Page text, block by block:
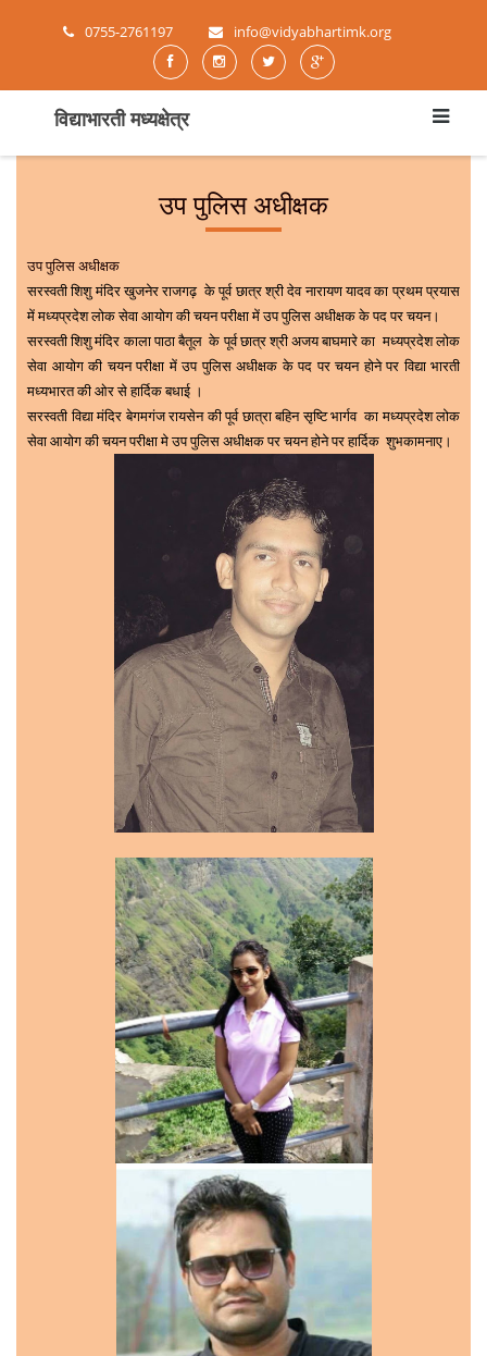
0755-2761197 info@vidyabhartimk.org
विद्याभारती मध्यक्षेत्र
उप पुलिस अधीक्षक
उप पुलिस अधीक्षक
सरस्वती शिशु मंदिर खुजनेर राजगढ़ के पूर्व छात्र श्री देव नारायण यादव का प्रथम प्रयास
में मध्यप्रदेश लोक सेवा आयोग की चयन परीक्षा में उप पुलिस अधीक्षक के पद पर चयन।
सरस्वती शिशु मंदिर काला पाठा बैतूल के पूर्व छात्र श्री अजय बाघमारे का मध्यप्रदेश लोक
सेवा आयोग की चयन परीक्षा में उप पुलिस अधीक्षक के पद पर चयन होने पर विद्या भारती
मध्यभारत की ओर से हार्दिक बधाई ।
सरस्वती विद्या मंदिर बेगमगंज रायसेन की पूर्व छात्रा बहिन सृष्टि भार्गव का मध्यप्रदेश लोक
सेवा आयोग की चयन परीक्षा मे उप पुलिस अधीक्षक पर चयन होने पर हार्दिक शुभकामनाए।